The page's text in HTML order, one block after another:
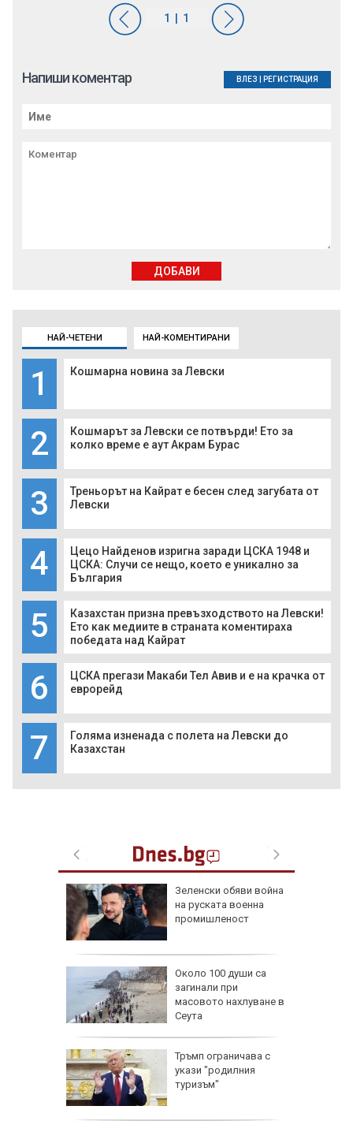
НАЙ-ЧЕТЕНИ НАЙ-КОМЕНТИРАНИ
1 Кошмарна новина за Левски
2
Кошмарът за Левски се потвърди! Ето за
колко време е аут Акрам Бурас
3
Треньорът на Кайрат е бесен след загубата от
Левски
4
Цецо Найденов изригна заради ЦСКА 1948 и
ЦСКА: Случи се нещо, което е уникално за
България
5
Казахстан призна превъзходството на Левски!
Ето как медиите в страната коментираха
победата над Кайрат
6
ЦСКА прегази Макаби Тел Авив и е на крачка от
еврорейд
7
Голяма изненада с полета на Левски до
Казахстан
Зеленски обяви война
на руската военна
промишленост
Около 100 души са
загинали при
масовото нахлуване в
Сеута
Тръмп ограничава с
укази "родилния
туризъм"
Напиши коментар ВЛЕЗ РЕГИСТРАЦИЯ
ДОБАВИ